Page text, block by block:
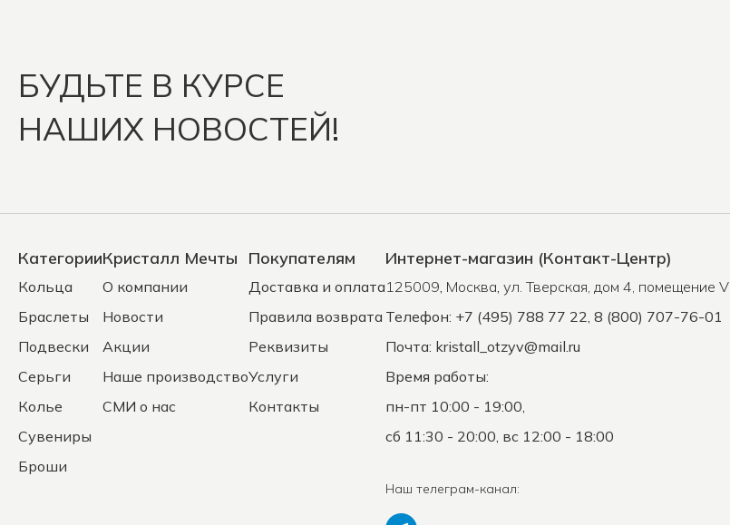
БУДЬТЕ В КУРСЕ
НАШИХ НОВОСТЕЙ!
Категории
Кольца
Браслеты
Подвески
Серьги
Колье
Сувениры
Броши
Кристалл Мечты
О компании
Новости
Акции
Наше производство
СМИ о нас
Покупателям
Доставка и оплата
Правила возврата
Реквизиты
Услуги
Контакты
Интернет-магазин (Контакт-Центр)
125009, Москва, ул. Тверская, дом 4, помещение
Телефон: +7 (495) 788 77 22, 8 (800) 707-76-01
Почта: kristall_otzyv@mail.ru
Время работы:
пн-пт 10:00 - 19:00,
сб 11:30 - 20:00, вс 12:00 - 18:00
Наш телеграм-канал: